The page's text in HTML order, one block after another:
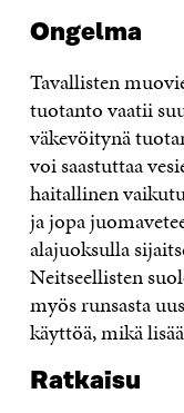
Ongelma
Tavallisten
tuotanto vaatii
väkevöitynä
voi saastuttaa
haitallinen
ja jopa
alajuoksulla
Neitseellisten
myös runsasta
käyttöä, mikä
Ratkaisu